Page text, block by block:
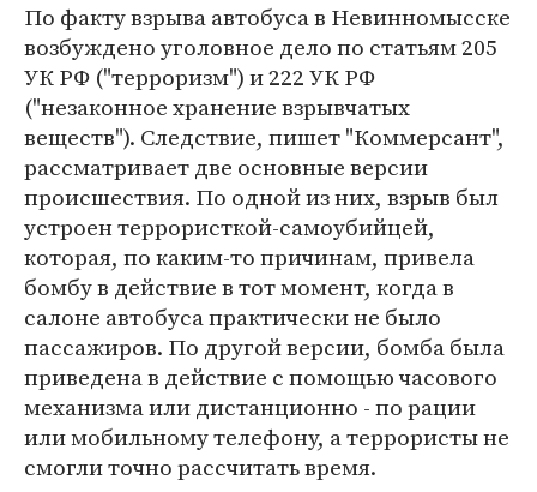
По факту взрыва автобуса в Невинномысске
возбуждено уголовное дело по статьям 205
УК РФ ("терроризм") и 222 УК РФ
("незаконное хранение взрывчатых
веществ"). Следствие, пишет "Коммерсант",
рассматривает две основные версии
происшествия. По одной из них, взрыв был
устроен террористкой-самоубийцей,
которая, по каким-то причинам, привела
бомбу в действие в тот момент, когда в
салоне автобуса практически не было
пассажиров. По другой версии, бомба была
приведена в действие с помощью часового
механизма или дистанционно - по рации
или мобильному телефону, а террористы не
смогли точно рассчитать время.